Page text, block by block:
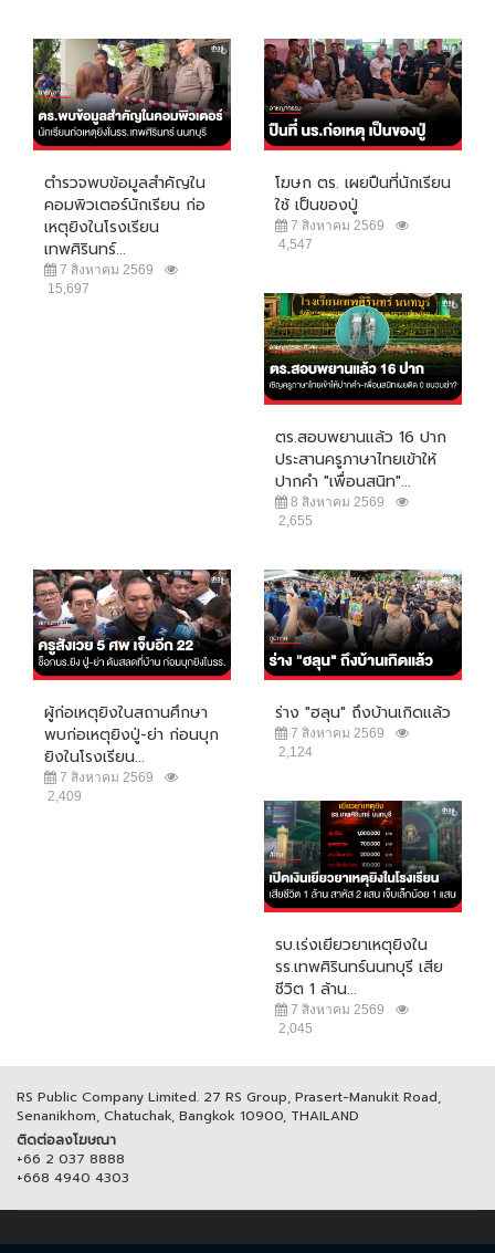
ตำรวจพบข้อมูลสำคัญใน
คอมพิวเตอร์นักเรียน ก่อ
เหตุยิงในโรงเรียน
เทพศิรินทร์...
7 สิงหาคม 2569
15,697
โฆษก ตร. เผยปืนที่นักเรียน
ใช้ เป็นของปู่
7 สิงหาคม 2569
4,547
ตร.สอบพยานแล้ว 16 ปาก
ประสานครูภาษาไทยเข้าให้
ปากคำ "เพื่อนสนิท"...
8 สิงหาคม 2569
2,655
ผู้ก่อเหตุยิงในสถานศึกษา
พบก่อเหตุยิงปู่-ย่า ก่อนบุก
ยิงในโรงเรียน...
7 สิงหาคม 2569
2,409
ร่าง "ฮลุน" ถึงบ้านเกิดแล้ว
7 สิงหาคม 2569
2,124
รบ.เร่งเยียวยาเหตุยิงใน
รร.เทพศิรินทร์นนทบุรี เสีย
ชีวิต 1 ล้าน...
7 สิงหาคม 2569
2,045
RS Public Company Limited. 27 RS Group, Prasert-Manukit Road,
Senanikhom, Chatuchak, Bangkok 10900, THAILAND
ติดต่อลงโฆษณา
+66 2 037 8888
+668 4940 4303